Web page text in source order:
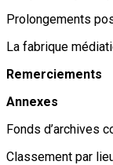
Prolongements
La fabrique
Remerciements
Annexes
Fonds d’archives
Classement par